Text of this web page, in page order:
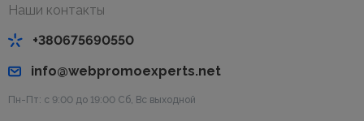
Наши контакты
+380675690550
info@webpromoexperts.net
Пн-Пт: с 9:00 до 19:00 Cб, Вс выходной